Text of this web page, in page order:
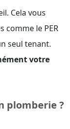
Cela vous
comme le PER
seul tenant.
votre
plomberie ?